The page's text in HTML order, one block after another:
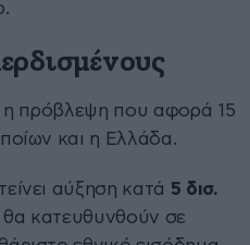
η πρόβλεψη που αφορά 15
και η Ελλάδα.
αύξηση κατά 5 δισ.
κατευθυνθούν σε